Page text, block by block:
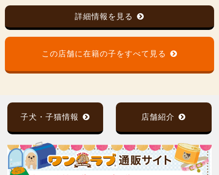
詳細情報を見る
この店舗に在籍の子をすべて見る
子犬・子猫情報 店舗紹介